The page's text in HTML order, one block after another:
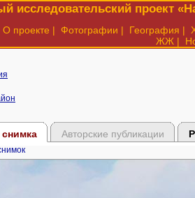
исследовательский проект
О проекте | Фотографии | География |
ЖЖ |
снимка Авторские публикации